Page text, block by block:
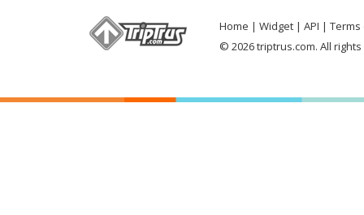
Home Widget API
Terms
© 2026 triptrus.com. All